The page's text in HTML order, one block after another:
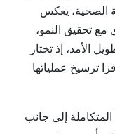
الصحية، يعكس
مع تحقيق النمو،
الأمد، إذ تختار
ترسيخ عملياتها
إلى جانب